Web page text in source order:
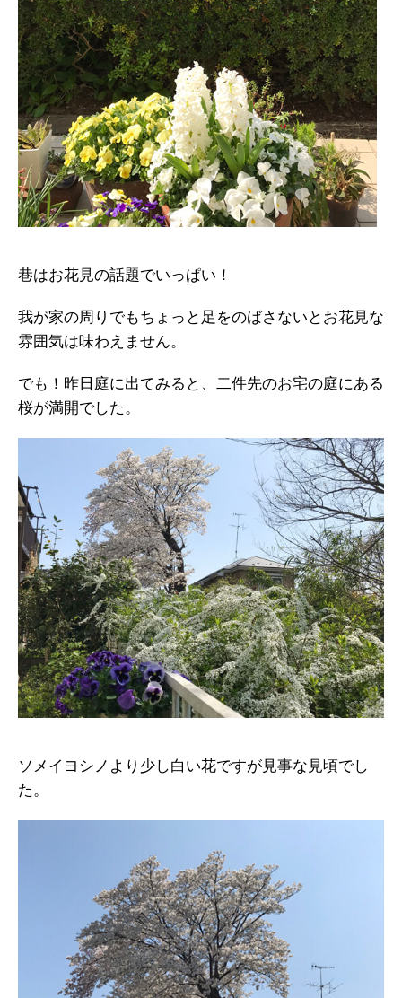
巷はお花見の話題でいっぱい！
我が家の周りでもちょっと足をのばさないとお花見な
雰囲気は味わえません。
でも！昨日庭に出てみると、二件先のお宅の庭にある
桜が満開でした。
ソメイヨシノより少し白い花ですが見事な見頃でし
た。